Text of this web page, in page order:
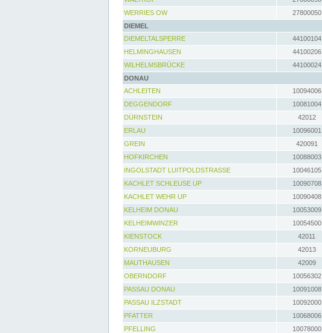
WERRIES OW
27800050
DIEMEL
DIEMELTALSPERRE
44100104
HELMINGHAUSEN
44100206
WILHELMSBRÜCKE
44100024
DONAU
ACHLEITEN
10094006
DEGGENDORF
10081004
DÜRNSTEIN
42012
ERLAU
10096001
GREIN
420091
HOFKIRCHEN
10088003
INGOLSTADT LUITPOLDSTRASSE
10046105
KACHLET SCHLEUSE UP
10090708
KACHLET WEHR UP
10090408
KELHEIM DONAU
10053009
KELHEIMWINZER
10054500
KIENSTOCK
42011
KORNEUBURG
42013
MAUTHAUSEN
42009
OBERNDORF
10056302
PASSAU DONAU
10091008
PASSAU ILZSTADT
10092000
PFATTER
10068006
PFELLING
10078000